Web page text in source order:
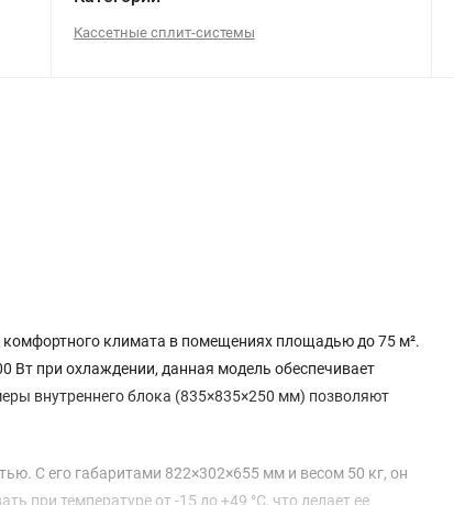
Кассетные сплит-системы
комфортного климата в помещениях площадью до 75 м².
Вт при охлаждении, данная модель обеспечивает
внутреннего блока (835×835×250 мм) позволяют
С его габаритами 822×302×655 мм и весом 50 кг, он
при температуре от -15 до +49 °C, что делает ее